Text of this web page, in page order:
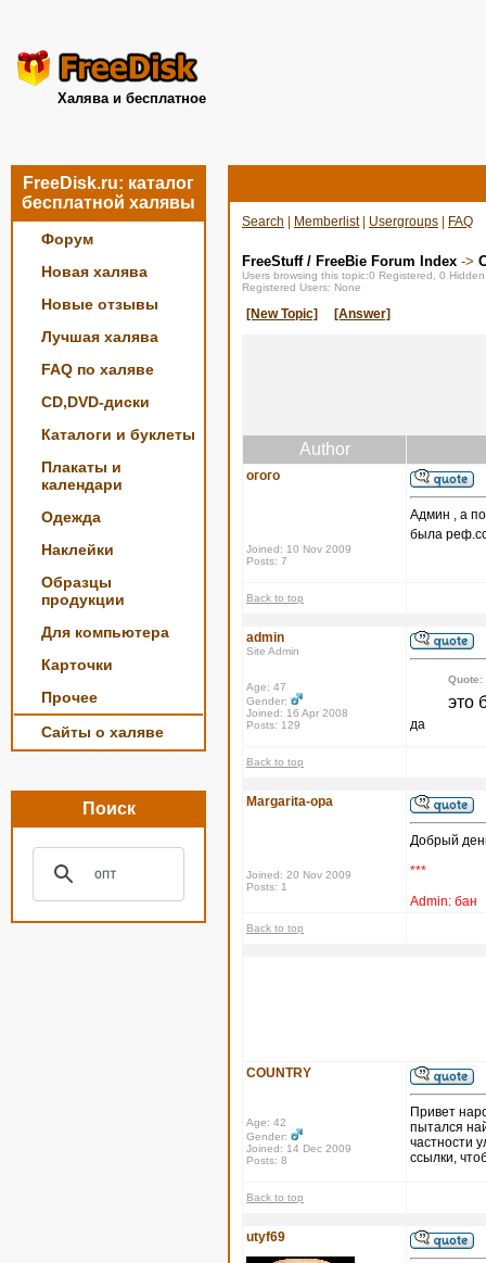
Халява и бесплатное
FreeDisk.ru: каталог
бесплатной халявы
Форум
Новая халява
Новые отзывы
Лучшая халява
FAQ по халяве
CD,DVD-диски
Каталоги и буклеты
Плакаты и
календари
Одежда
Наклейки
Образцы
продукции
Для компьютера
Карточки
Прочее
Сайты о халяве
Поиск
Search Memberlist| Usergroups FAQ
FreeStuff / FreeBie Forum Index ->
Users browsing this topic:0 Registered, 0
Registered Users: None
[New Topic] [Answer]
Author
огого
Joined: 10 Nov 2009
Posts: 7
Админ , а
была
Back to top
admin
Site Admin
Age: 47
Gender:
Joined: 16 Apr 2008
Posts: 129
Quote:
это
да
Back to top
Margarita-opa
Joined: 20 Nov 2009
Posts: 1
Добрый
***
Admin: бан
Back to top
COUNTRY
Age: 42
Gender:
Joined: 14 Dec 2009
Posts: 8
Привет
пытался
частности
ссылки,
Back to top
utyf69